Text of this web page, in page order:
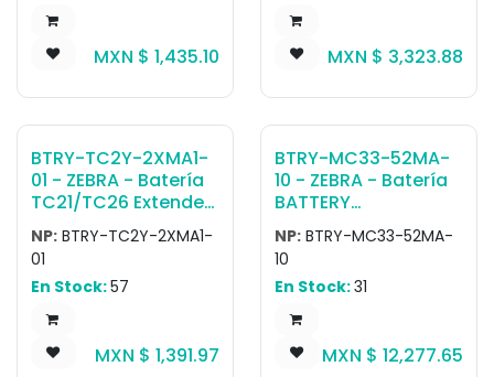
MXN $ 1,435.10 MXN $ 3,323.88
BTRY-TC2Y-2XMA1-
01 - ZEBRA - Batería
TC21/TC26 Extended
PowerPrecision LI-ON
Battery - 5260 mAh
- Single
NP: BTRY-TC2Y-2XMA1-
01
En Stock:57
MXN $ 1,391.97
BTRY-MC33-52MA-
10 - ZEBRA - Batería
BATTERY
PACK,LITHIUM
ION,PP+ MC3300
HIGH CAPACITY
BATTERY QTY-10
NP: BTRY-MC33-52MA-
10
En Stock:31
MXN $ 12,277.65